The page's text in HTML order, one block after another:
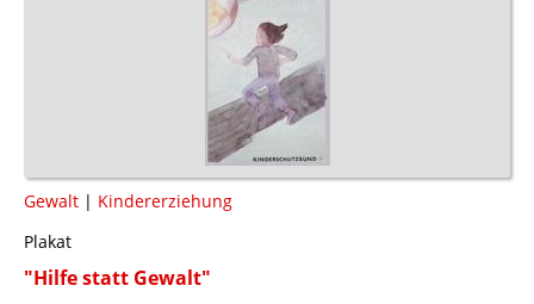
Gewalt | Kindererziehung
Plakat
"Hilfe statt Gewalt"